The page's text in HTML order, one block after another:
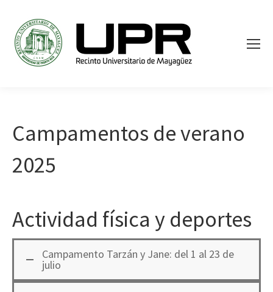
Campamentos de verano
2025
Actividad física y deportes
Campamento Tarzán y Jane: del 1 al 23 de
julio